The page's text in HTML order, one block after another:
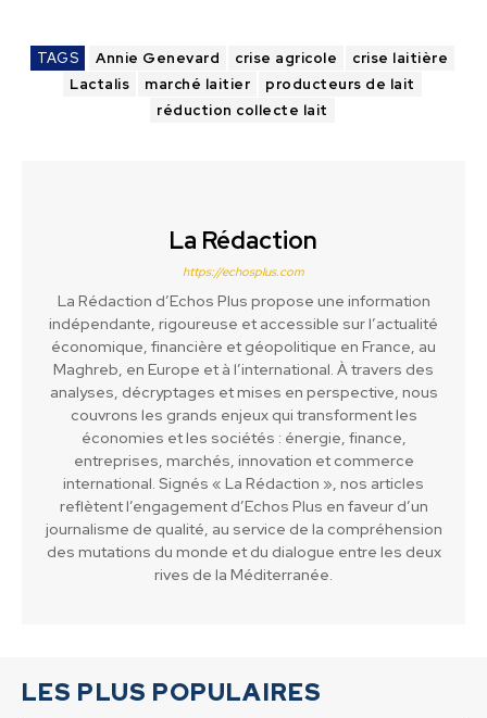
TAGS Annie Genevard crise agricole
crise laitière
Lactalis
marché laitier
producteurs de lait
réduction collecte lait
La Rédaction
https://echosplus.com
La Rédaction d’Echos Plus propose une information
indépendante, rigoureuse et accessible sur l’actualité
économique, financière et géopolitique en France, au
Maghreb, en Europe et à l’international. À travers des
analyses, décryptages et mises en perspective, nous
couvrons les grands enjeux qui transforment les
économies et les sociétés : énergie, finance,
entreprises, marchés, innovation et commerce
international. Signés « La Rédaction », nos articles
reflètent l’engagement d’Echos Plus en faveur d’un
journalisme de qualité, au service de la compréhension
des mutations du monde et du dialogue entre les deux
rives de la Méditerranée.
LES PLUS POPULAIRES